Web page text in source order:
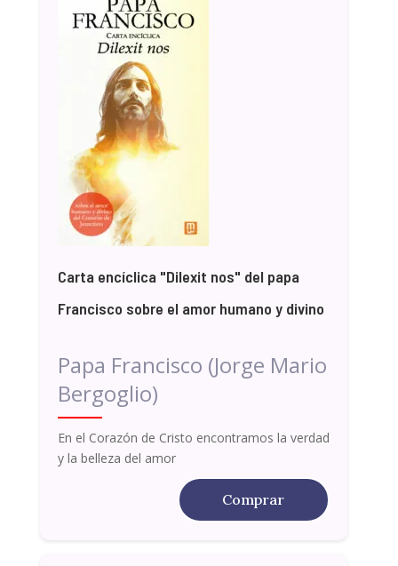
Carta encíclica "Dilexit nos" del papa
Francisco sobre el amor humano y divino
Papa Francisco (Jorge Mario
Bergoglio)
En el Corazón de Cristo encontramos la verdad
y la belleza del amor
Comprar